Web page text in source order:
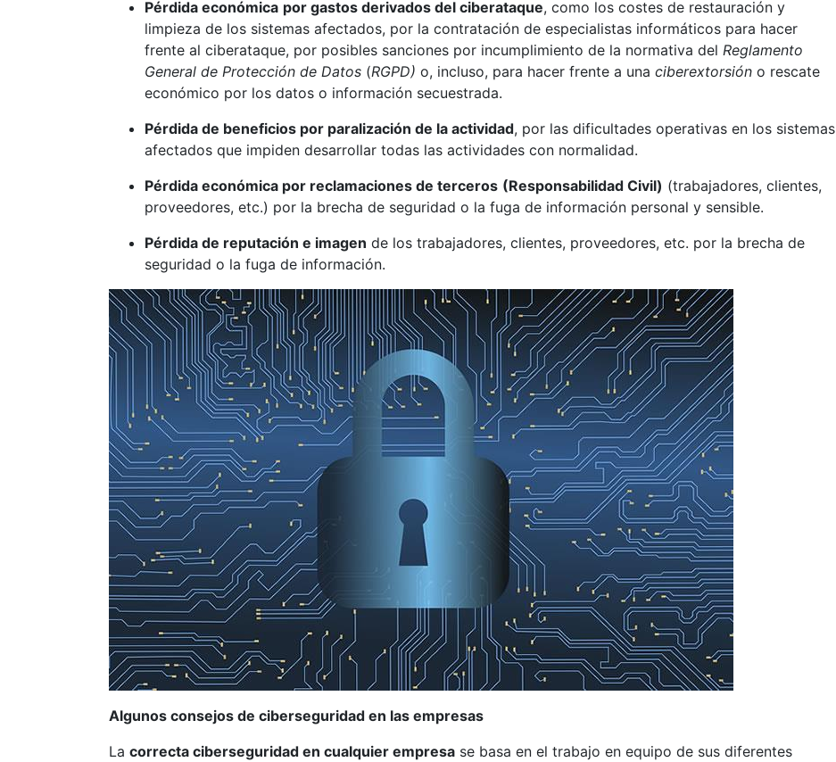
Pérdida económica por gastos derivados del ciberataque, como los costes de restauración y
limpieza de los sistemas afectados, por la contratación de especialistas informáticos para hacer
frente al ciberataque, por posibles sanciones por incumplimiento de la normativa del Reglamento
General de Protección de Datos (RGPD) o, incluso, para hacer frente a una ciberextorsión o rescate
económico por los datos o información secuestrada.
Pérdida de beneficios por paralización de la actividad, por las dificultades operativas en los sistemas
afectados que impiden desarrollar todas las actividades con normalidad.
Pérdida económica por reclamaciones de terceros (Responsabilidad Civil) (trabajadores, clientes,
proveedores, etc.) por la brecha de seguridad o la fuga de información personal y sensible.
Pérdida de reputación e imagen de los trabajadores, clientes, proveedores, etc. por la brecha de
seguridad o la fuga de información.
Algunos consejos de ciberseguridad en las empresas
La correcta ciberseguridad en cualquier empresa se basa en el trabajo en equipo de sus diferentes